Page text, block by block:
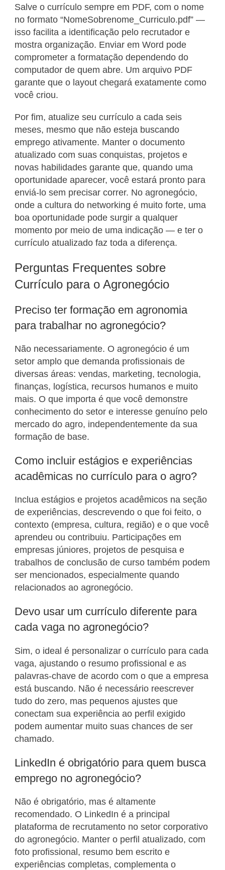
Salve o currículo sempre em PDF, com o nome
no formato “NomeSobrenome_Curriculo.pdf” —
isso facilita a identificação pelo recrutador e
mostra organização. Enviar em Word pode
comprometer a formatação dependendo do
computador de quem abre. Um arquivo PDF
garante que o layout chegará exatamente como
você criou.
Por fim, atualize seu currículo a cada seis
meses, mesmo que não esteja buscando
emprego ativamente. Manter o documento
atualizado com suas conquistas, projetos e
novas habilidades garante que, quando uma
oportunidade aparecer, você estará pronto para
enviá-lo sem precisar correr. No agronegócio,
onde a cultura do networking é muito forte, uma
boa oportunidade pode surgir a qualquer
momento por meio de uma indicação — e ter o
currículo atualizado faz toda a diferença.
Perguntas Frequentes sobre
Currículo para o Agronegócio
Preciso ter formação em agronomia
para trabalhar no agronegócio?
Não necessariamente. O agronegócio é um
setor amplo que demanda profissionais de
diversas áreas: vendas, marketing, tecnologia,
finanças, logística, recursos humanos e muito
mais. O que importa é que você demonstre
conhecimento do setor e interesse genuíno pelo
mercado do agro, independentemente da sua
formação de base.
Como incluir estágios e experiências
acadêmicas no currículo para o agro?
Inclua estágios e projetos acadêmicos na seção
de experiências, descrevendo o que foi feito, o
contexto (empresa, cultura, região) e o que você
aprendeu ou contribuiu. Participações em
empresas júniores, projetos de pesquisa e
trabalhos de conclusão de curso também podem
ser mencionados, especialmente quando
relacionados ao agronegócio.
Devo usar um currículo diferente para
cada vaga no agronegócio?
Sim, o ideal é personalizar o currículo para cada
vaga, ajustando o resumo profissional e as
palavras-chave de acordo com o que a empresa
está buscando. Não é necessário reescrever
tudo do zero, mas pequenos ajustes que
conectam sua experiência ao perfil exigido
podem aumentar muito suas chances de ser
chamado.
LinkedIn é obrigatório para quem busca
emprego no agronegócio?
Não é obrigatório, mas é altamente
recomendado. O LinkedIn é a principal
plataforma de recrutamento no setor corporativo
do agronegócio. Manter o perfil atualizado, com
foto profissional, resumo bem escrito e
experiências completas, complementa o